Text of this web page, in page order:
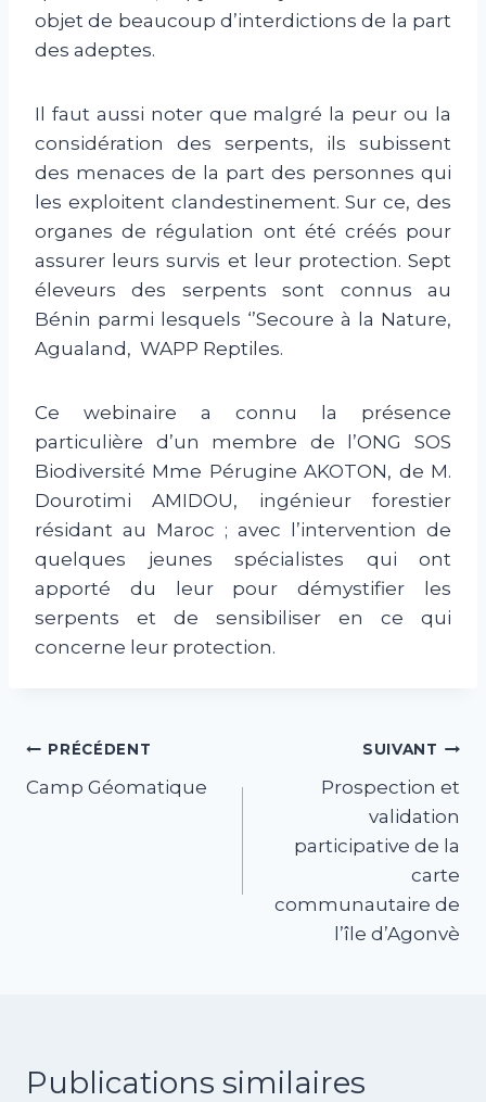
objet de beaucoup d’interdictions de la part
des adeptes.
Il faut aussi noter que malgré la peur ou la
considération des serpents, ils subissent
des menaces de la part des personnes qui
les exploitent clandestinement. Sur ce, des
organes de régulation ont été créés pour
assurer leurs survis et leur protection. Sept
éleveurs des serpents sont connus au
Bénin parmi lesquels ‘’Secoure à la Nature,
Agualand, WAPP Reptiles.
Ce webinaire a connu la présence
particulière d’un membre de l’ONG SOS
Biodiversité Mme Pérugine AKOTON, de M.
Dourotimi AMIDOU, ingénieur forestier
résidant au Maroc ; avec l’intervention de
quelques jeunes spécialistes qui ont
apporté du leur pour démystifier les
serpents et de sensibiliser en ce qui
concerne leur protection.
Navigation
de
PRÉCÉDENT
Camp Géomatique
SUIVANT
Prospection et
validation
participative de la
carte
communautaire de
l’île d’Agonvè
Publications similaires